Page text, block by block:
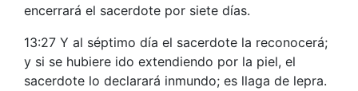
encerrará el sacerdote por siete días.
13:27 Y al séptimo día el sacerdote la reconocerá;
y si se hubiere ido extendiendo por la piel, el
sacerdote lo declarará inmundo; es llaga de lepra.